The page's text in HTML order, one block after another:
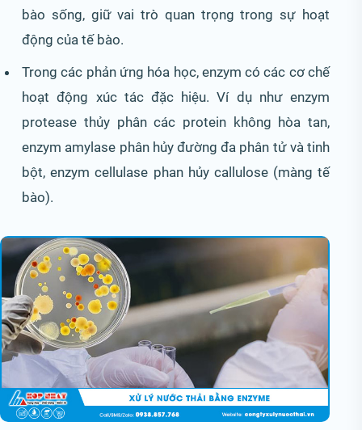
bào sống, giữ vai trò quan trọng trong sự hoạt
động của tế bào.
Trong các phản ứng hóa học, enzym có các cơ chế
hoạt động xúc tác đặc hiệu. Ví dụ như enzym
protease thủy phân các protein không hòa tan,
enzym amylase phân hủy đường đa phân tử và tinh
bột, enzym cellulase phan hủy callulose (màng tế
bào).